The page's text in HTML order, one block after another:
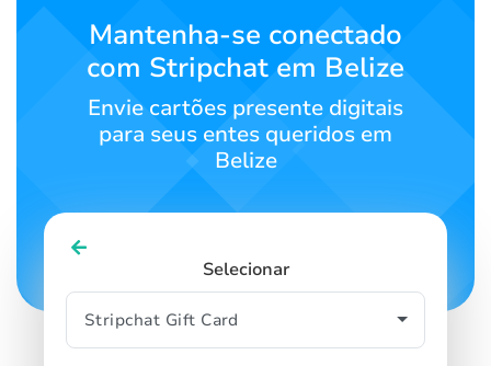
Contate-
Português
Mantenha-se conectado
com Stripchat em Belize
Envie cartões presente digitais
para seus entes queridos em
Belize
Selecionar